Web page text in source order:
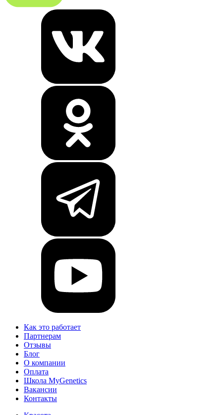
Как это работает
Партнерам
Отзывы
Блог
О компании
Оплата
Школа MyGenetics
Вакансии
Контакты